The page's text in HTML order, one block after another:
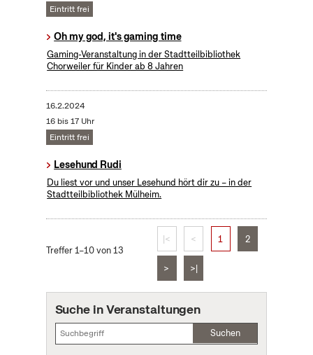
Eintritt frei
Oh my god, it's gaming time
Gaming-Veranstaltung in der Stadtteilbibliothek
Chorweiler für Kinder ab 8 Jahren
16.2.2024
16 bis 17 Uhr
Eintritt frei
Lesehund Rudi
Du liest vor und unser Lesehund hört dir zu – in der
Stadtteilbibliothek Mülheim.
Treffer 1–10 von 13
|< < 1 2
> >|
Suche in Veranstaltungen
Suchen